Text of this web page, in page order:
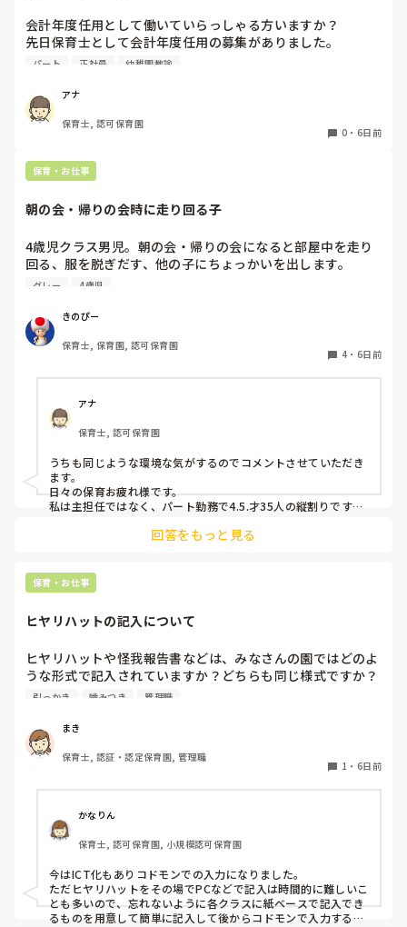
会計年度任用として働いていらっしゃる方いますか？
先日保育士として会計年度任用の募集がありました。
赤ちゃん訪問を主にするようですが、園勤務ではなく、保育
よろしくお願いします。
パート 正社員 幼稚園教諭
アナ
保育士, 認可保育園
0 ・ 6日前
保育・お仕事
朝の会・帰りの会時に走り回る子
4歳児クラス男児。朝の会・帰りの会になると部屋中を走り
回る、服を脱ぎだす、他の子にちょっかいを出します。
私が主担任、もう一人補助の先生がいますが、補助の先生は
です。
私がその子の対応をしているとクラス全体の流れが止まって
しまい、クラス全体が落ち着かなくなってしまう。別スペー
なる…という悪循環に陥ってしまっています。
何か少しでも良い方法はないかなと悩み、ここで相談させて
グレー 4歳児
きのぴー
保育士, 保育園, 認可保育園
4 ・ 6日前
アナ
保育士, 認可保育園
うちも同じような環境な気がするのでコメントさせていただき
ます。
日々の保育お疲れ様です。
私は主担任ではなく、パート勤務で4.5.才35人の縦割りです。
うちも要支援児が数名おり、朝の集まりで立って歌を歌うのに
立ちましょうの合図で立つかどうかはそれぞれで、したくない
という子どもは今はうたの時間だから立たなくてもいいから座
り回る子どもは減りました。
いですよね。。
要支援児とも関係が出来、私といることが安全基地と思ってく
れと、自分のもとに帰ってきてくれるので、少し落ち着いたか
とも思います。
手が足りないですよね。
メンタルやられないようにリフレッシュしながら頑張りましょ
うね。
回答をもっと見る
保育・お仕事
ヒヤリハットの記入について
ヒヤリハットや怪我報告書などは、みなさんの園ではどのよ
うな形式で記入されていますか？どちらも同じ様式ですか？
園の経営者が変わったため、様式を変える…みたいになって
引っかき 噛みつき 管理職
まき
保育士, 認証・認定保育園, 管理職
1 ・ 6日前
かなりん
保育士, 認可保育園, 小規模認可保育園
今はICT化もありコドモンでの入力になりました。
ただヒヤリハットをその場でPCなどで記入は時間的に難しいこ
とも多いので、忘れないように各クラスに紙ベースで記入でき
るものを用意して簡単に記入して後からコドモンで入力するよ